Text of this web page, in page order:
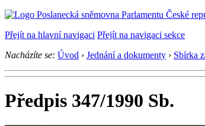
Přejít na hlavní navigaci Přejít na navigaci sekce
Nacházíte se: Úvod › Jednání a dokumenty › Sbírka
Předpis 347/1990 Sb.